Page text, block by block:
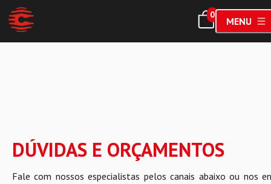
0
MENU
DÚVIDAS E ORÇAMENTOS
Fale com nossos especialistas pelos canais abaixo ou nos